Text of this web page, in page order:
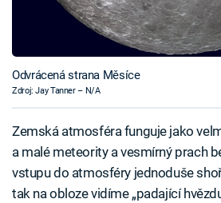
Odvrácená strana Měsíce
Zdroj: Jay Tanner – N/A
Zemská atmosféra funguje jako
a malé meteority a vesmírný prach
vstupu do atmosféry jednoduše
tak na obloze vidíme „padající